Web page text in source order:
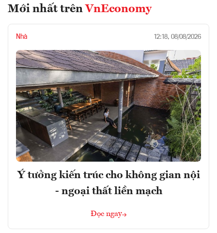
Mới nhất trên VnEconomy
Nhà 12:18, 08/08/2026
Ý tưởng kiến trúc cho không gian nội
- ngoại thất liền mạch
Đọc ngay